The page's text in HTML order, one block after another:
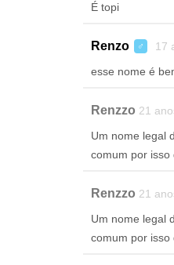
É topi
Renzo ♂ 17
esse nome é
Renzzo 21
Um nome legal
comum por isso
Renzzo 21
Um nome legal
comum por isso